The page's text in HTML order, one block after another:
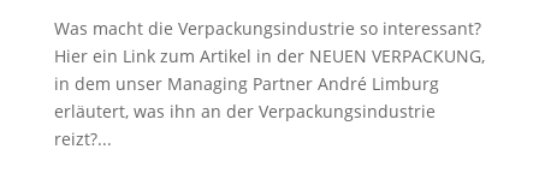
Was macht die Verpackungsindustrie so interessant?
Hier ein Link zum Artikel in der NEUEN VERPACKUNG,
in dem unser Managing Partner André Limburg
erläutert, was ihn an der Verpackungsindustrie
reizt?...